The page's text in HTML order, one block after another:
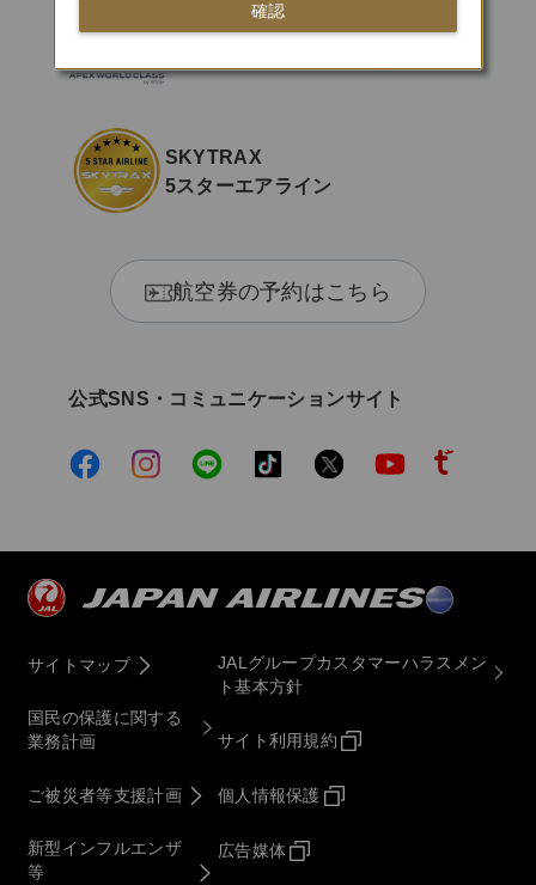
日本初 APEX
SKYTRAX
5スターエアライン
航空券の予約はこちら
公式SNS・コミュニケーションサイト
サイトマップ
国民の保護に関する
業務計画
ご被災者等支援計画
新型インフルエンザ
等
JALグループカスタマーハラスメン
ト基本方針
サイト利用規約
個人情報保護
広告媒体
確認